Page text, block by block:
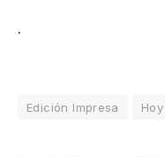
.
Edición Impresa Hoy